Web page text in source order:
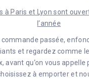
à Paris et Lyon sont
l’année
passée,
et regardez comme
avant qu’on vous appelle
à emporter et